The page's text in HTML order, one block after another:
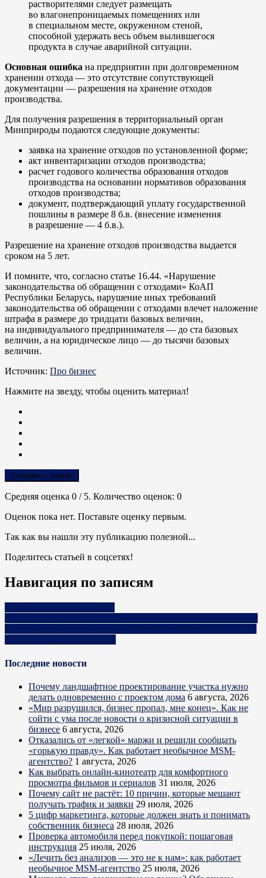
растворителями следует размещать
во влагонепроницаемых помещениях или
в специальном месте, окруженном стеной,
способной удержать весь объем вылившегося
продукта в случае аварийной ситуации.
Основная ошибка на предприятии при долговременном
хранении отхода — это отсутствие сопутствующей
документации — разрешения на хранение отходов
производства.
Для получения разрешения в территориальный орган
Минприроды подаются следующие документы:
заявка на хранение отходов по установленной форме;
акт инвентаризации отходов производства;
расчет годового количества образования отходов
производства на основании нормативов образования
отходов производства;
документ, подтверждающий уплату государственной
пошлины в размере 8 б.в. (внесение изменения
в разрешение — 4 б.в.).
Разрешение на хранение отходов производства выдается
сроком на 5 лет.
И помните, что, согласно статье 16.44. «Нарушение
законодательства об обращении с отходами» КоАП
Республики Беларусь, нарушение иных требований
законодательства об обращении с отходами влечет наложение
штрафа в размере до тридцати базовых величин,
на индивидуального предпринимателя — до ста базовых
величин, а на юридическое лицо — до тысячи базовых
величин.
Источник: Про бизнес
Нажмите на звезду, чтобы оценить материал!
Отправить оценку
Средняя оценка 0 / 5. Количество оценок: 0
Оценок пока нет. Поставьте оценку первым.
Так как вы нашли эту публикацию полезной...
Поделитесь статьей в соцсетях!
Навигация по записям
Последние новости
Почему ландшафтное проектирование участка нужно
делать одновременно с проектом дома 6 августа, 2026
«Мир разрушился, бизнес пропал, мне конец». Как не
сойти с ума после новости о кризисной ситуации в
бизнесе 6 августа, 2026
Отказались от «легкой» маржи и решили сообщать
«горькую правду». Как работает необычное MSM-
агентство? 1 августа, 2026
Как выбрать онлайн-кинотеатр для комфортного
просмотра фильмов и сериалов 31 июля, 2026
Почему сайт не растёт: 10 причин, которые мешают
получать трафик и заявки 29 июля, 2026
5 цифр маркетинга, которые должен знать и понимать
собственник бизнеса 28 июля, 2026
Проверка автомобиля перед покупкой: пошаговая
инструкция 25 июля, 2026
«Лечить без анализов — это не к нам»: как работает
необычное MSM-агентство 25 июля, 2026